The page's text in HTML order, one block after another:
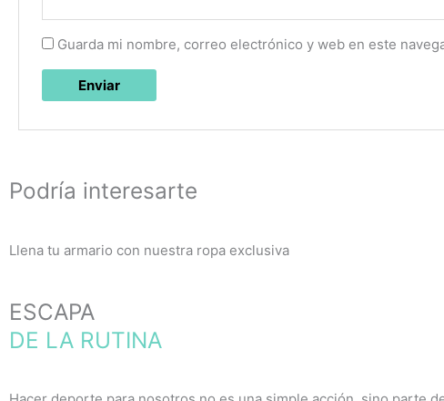
Guarda mi nombre, correo electrónico y web en este
Podría interesarte
Llena tu armario con nuestra ropa exclusiva
ESCAPA
DE LA RUTINA